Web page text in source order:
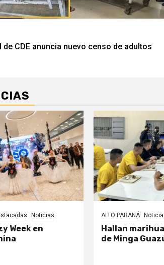
de CDE anuncia nuevo censo de adultos
Noticias
Week en
ALTO PARANÁ
Hallan
de Minga